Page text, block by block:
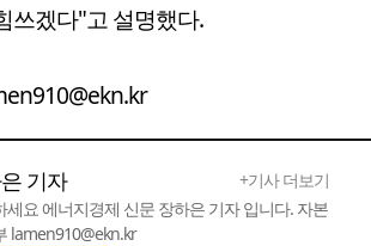
쓰겠다"고 설명했다.
기자
+기사 더보기
세요 에너지경제 신문 장하은 기자 입니다. 자본
lamen910@ekn.kr